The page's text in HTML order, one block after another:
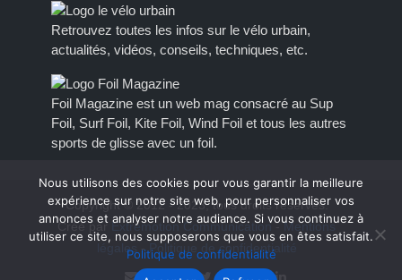
Retrouvez toutes les infos sur le vélo urbain,
actualités, vidéos, conseils, techniques, etc.
Foil Magazine est un web mag consacré au Sup
Foil, Surf Foil, Kite Foil, Wind Foil et tous les autres
sports de glisse avec un foil.
Copyright © 2012 - 2023, tous droits réservés.
Créé par Extremotion Communication-Mentions
légales
-Politique de confidentialité
Nous utilisons des cookies pour vous garantir la meilleure
expérience sur notre site web, pour personnaliser vos
annonces et analyser notre audiance. Si vous continuez à
utiliser ce site, nous supposerons que vous en êtes satisfait.
Politique de confidentialité